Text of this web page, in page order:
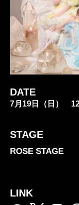
DATE
7月19日（日）
STAGE
ROSE STAGE
LINK